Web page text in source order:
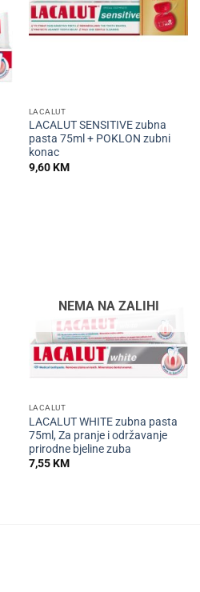
LACALUT
LACALUT SENSITIVE zubna
pasta 75ml + POKLON zubni
konac
9,60KM
NEMA NA ZALIHI
LACALUT
LACALUT WHITE zubna pasta
75ml, Za pranje i održavanje
prirodne bjeline zuba
7,55KM